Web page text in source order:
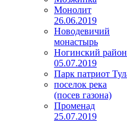
Монолит
26.06.2019
Новодевичий
монастырь
Ногинский район
05.07.2019
Парк патриот
поселок река
(посев газона)
Променад
25.07.2019